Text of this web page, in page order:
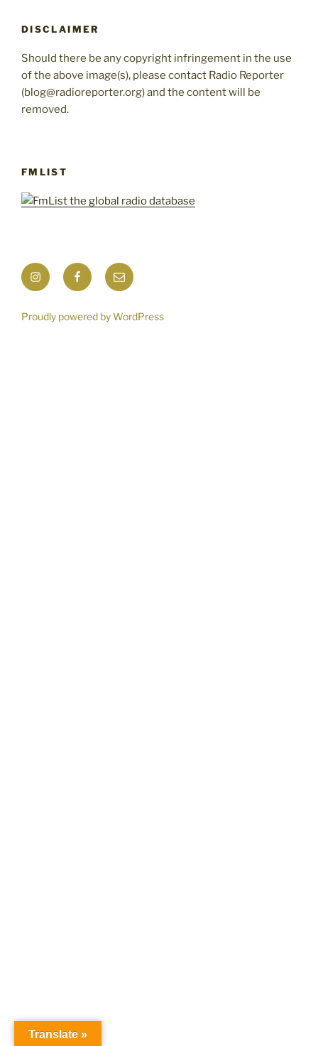
DISCLAIMER
Should there be any copyright infringement in the use
of the above image(s), please contact Radio Reporter
(blog@radioreporter.org) and the content will be
removed.
FMLIST
InstagramFacebookMail
Proudly powered by WordPress
Translate »